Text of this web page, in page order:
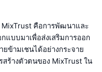
MixTrust คือการพัฒนาและ
แบบมาเพื่อส่งเสริมการออก
ข้ามเชนได้อย่างกระจาย
ร้างตัวตนของ MixTrust ใน